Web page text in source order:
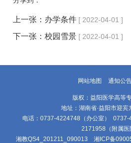
上一张： 办学条件 [ 2022-04-01 ]
下一张：校园雪景 [ 2022-04-01 ]
网站地图 通知公
版权：益阳医学高等
地址：湖南省·益阳市迎
电话：0737-4224748（办公室）
2171958（附属医
湘教QS4_201211_090013 湘ICP备